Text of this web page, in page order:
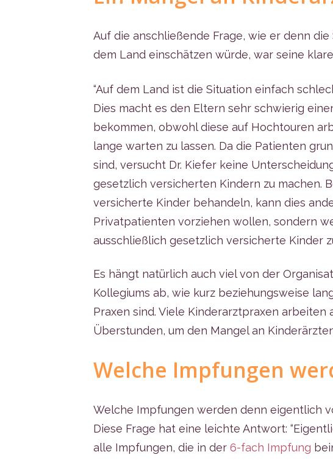
Auf die anschließende Frage, wie er denn
dem Land einschätzen würde, war seine
“Auf dem Land ist die Situation einfach
Dies macht es den Eltern sehr schwierig
bekommen, obwohl diese auf Hochtouren
lange warten zu lassen. Da die Patienten
sind, versucht Dr. Kiefer keine
gesetzlich versicherten Kindern zu machen.
versicherte Kinder behandeln, kann dies
Privatpatienten vorziehen wollen, sondern
ausschließlich gesetzlich versicherte Kinder
Es hängt natürlich auch viel von der
Kollegiums ab, wie kurz beziehungsweise
Praxen sind. Viele Kinderarztpraxen
Überstunden, um den Mangel an
Welche Impfungen
Welche Impfungen werden denn eigentlich
Diese Frage hat eine leichte Antwort:
alle Impfungen, die in der 6-fach Impfung